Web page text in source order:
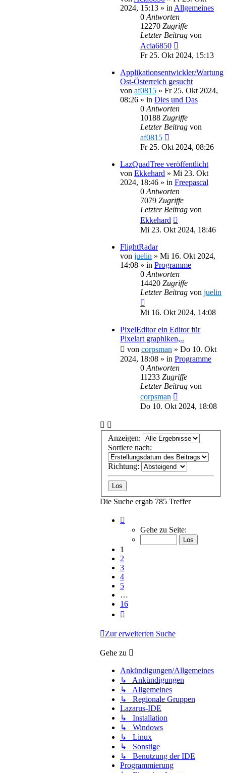
2024, 15:13 » in Allgemeines
0 Antworten
12270 Zugriffe
Letzter Beitrag von
Acia6850
Fr 25. Okt 2024, 15:13
Applikationsentwickler/Wartung
Ost-Österreich gesucht
von af0815 » Fr 25. Okt 2024,
08:26 » in Dies und Das
0 Antworten
10188 Zugriffe
Letzter Beitrag von
af0815
Fr 25. Okt 2024, 08:26
LazQuadTree veröffentlicht
von Ekkehard » Mi 23. Okt
2024, 18:46 » in Freepascal
0 Antworten
7079 Zugriffe
Letzter Beitrag von
Ekkehard
Mi 23. Okt 2024, 18:46
FlightRadar
von juelin » Mi 16. Okt 2024,
14:08 » in Programme
0 Antworten
14420 Zugriffe
Letzter Beitrag von juelin
Mi 16. Okt 2024, 14:08
PixelEditor ein Editor für
Pixelart graphiken,..
von corpsman » Do 10. Okt
2024, 18:08 » in Programme
0 Antworten
11233 Zugriffe
Letzter Beitrag von
corpsman
Do 10. Okt 2024, 18:08
Anzeigen:
Sortiere nach:
Richtung:
Die Suche ergab 785 Treffer
von
Gehe zu Seite:
1
2
3
4
5
…
16
Zur erweiterten Suche
Gehe zu
Ankündigungen/Allgemeines
↳ Ankündigungen
↳ Allgemeines
↳ Regionale Gruppen
Lazarus-IDE
↳ Installation
↳ Windows
↳ Linux
↳ Sonstige
↳ Benutzung der IDE
Programmierung